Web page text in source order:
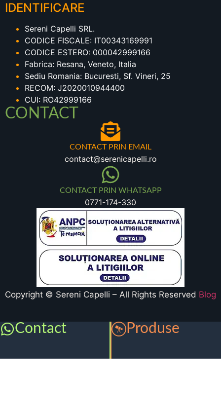
IDENTIFICARE
Sereni Capelli SRL.
CODICE FISCALE: IT00343169991
CODICE ESTERO: 000042999166
Fabrica: Resana, Veneto, Italia
Sediu Romania: Bucuresti, Sf. Vineri, 25
RECOM: J2020010944400
CUI: RO42999166
CONTACT
CONTACT PRIN EMAIL
contact@serenicapelli.ro
CONTACT PRIN WHATSAPP
0771-174-330
Copyright © Sereni Capelli – All Rights Reserved Blog
Contact Produse